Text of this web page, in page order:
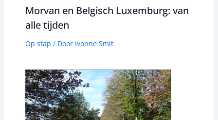
Morvan en Belgisch Luxemburg: van
alle tijden
Op stap / Door Ivonne Smit